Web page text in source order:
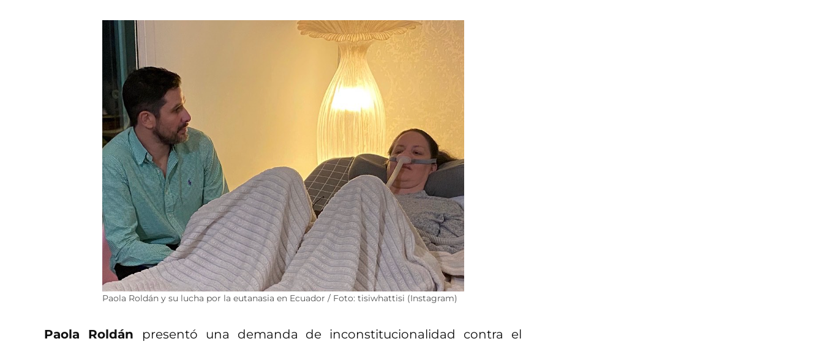
Paola Roldán y su lucha por la eutanasia en Ecuador / Foto: tisiwhattisi (Instagram)
Paola Roldán presentó una demanda de inconstitucionalidad contra el